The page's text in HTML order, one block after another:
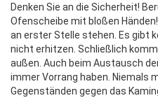
Denken Sie an die Sicherheit!
Ofenscheibe mit bloßen
an erster Stelle stehen. Es gibt
nicht erhitzen. Schließlich
außen. Auch beim Austausch
immer Vorrang haben. Niemals
Gegenständen gegen das